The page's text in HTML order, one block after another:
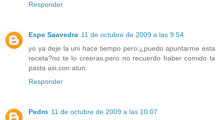
Responder
Espe Saavedra 11 de octubre de 2009 a las 9:54
yo ya deje la uni hace tiempo pero:¿puedo apuntarme esta
receta?no te lo creeras,pero no recuerdo haber comido la
pasta asi,con atun.
Responder
Pedro 11 de octubre de 2009 a las 10:07